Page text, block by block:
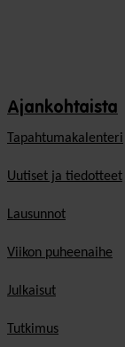
Ajankohtaista
Tapahtumakalenteri
Uutiset ja tiedotteet
Lausunnot
Viikon puheenaihe
Julkaisut
Tutkimus